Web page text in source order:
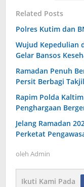
Related Posts
Polres Kutim dan
Wujud Kepedulian
Gelar Bansos
Ramadan Penuh
Persit Berbagi Takjil
Rapim Polda
Penghargaan
Jelang Ramadan
Perketat
oleh Admin
Ikuti Kami Pada